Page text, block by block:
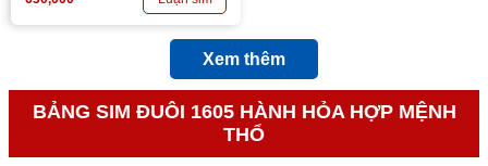
Xem thêm
BẢNG SIM ĐUÔI 1605 HÀNH HỎA HỢP MỆNH
THỔ